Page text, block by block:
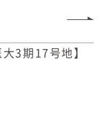
大3期17号地】